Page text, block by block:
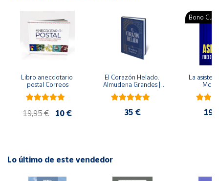
cliente
Ubicación
Península
Baleares
Canarias,
Libro anecdotario
postal Correos
19,95 € 10 €
El Corazón Helado.
Almudena Grandes |
Edición especial de
lujo | Libro con sello y
35 €
Bono
La
Lo último de este vendedor